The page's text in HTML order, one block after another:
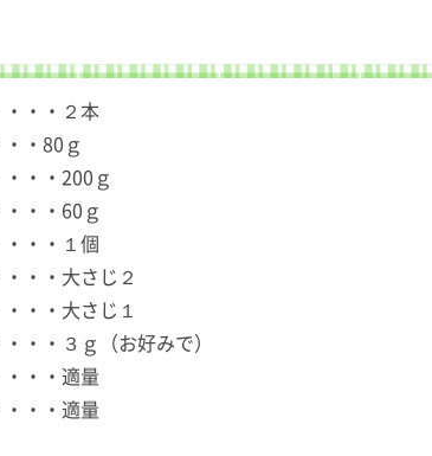
・・２本
・80ｇ
・・200ｇ
・・60ｇ
・・１個
・・大さじ２
・・大さじ１
・・３ｇ（お好みで）
・・適量
・・適量